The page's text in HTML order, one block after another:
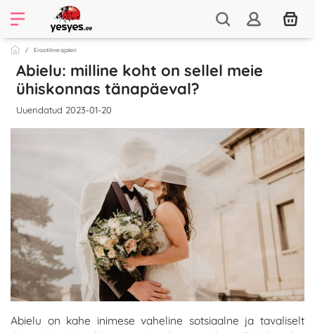
Erootiline ajakiri
Abielu: milline koht on sellel meie
ühiskonnas tänapäeval?
Uuendatud 2023-01-20
Abielu on kahe inimese vaheline sotsiaalne ja tavaliselt